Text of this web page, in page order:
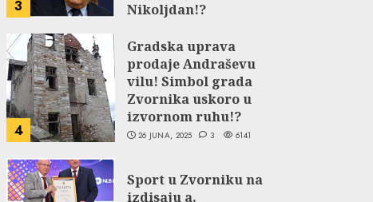
3
Nikoljdan!?
4
Gradska uprava
prodaje Andraševu
vilu! Simbol grada
Zvornika uskoro u
izvornom ruhu!?
26 JUNA, 2025 3 6141
Sport u Zvorniku na
izdisaju a,